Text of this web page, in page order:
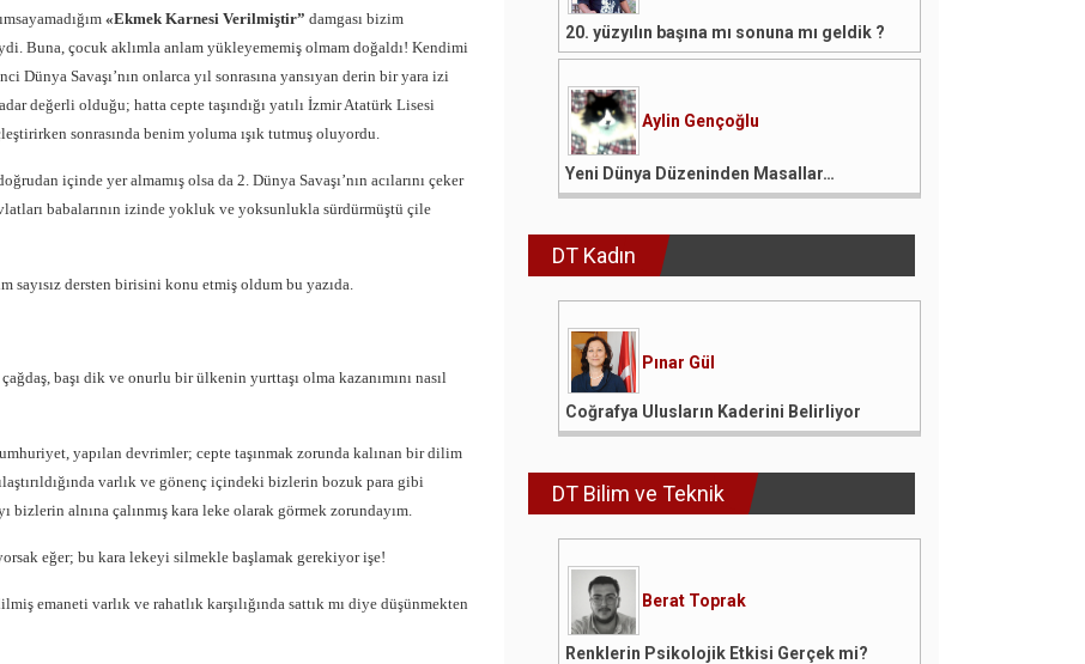
«Ekmek Karnesi Verilmiştir” damgası bizim
Buna, çocuk aklımla anlam yükleyememiş olmam doğaldı! Kendimi
Savaşı’nın onlarca yıl sonrasına yansıyan derin bir yara izi
değerli olduğu; hatta cepte taşındığı yatılı İzmir Atatürk Lisesi
sonrasında benim yoluma ışık tutmuş oluyordu.
içinde yer almamış olsa da 2. Dünya Savaşı’nın acılarını çeker
babalarının izinde yokluk ve yoksunlukla sürdürmüştü çile
sayısız dersten birisini konu etmiş oldum bu yazıda.
başı dik ve onurlu bir ülkenin yurttaşı olma kazanımını nasıl
yapılan devrimler; cepte taşınmak zorunda kalınan bir dilim
varlık ve gönenç içindeki bizlerin bozuk para gibi
bizlerin alnına çalınmış kara leke olarak görmek zorundayım.
eğer; bu kara lekeyi silmekle başlamak gerekiyor işe!
emaneti varlık ve rahatlık karşılığında sattık mı diye düşünmekten
20. yüzyılın başına mı sonuna mı geldik ?
Aylin Gençoğlu
Yeni Dünya Düzeninden Masallar…
DT Kadın
Pınar Gül
Coğrafya Ulusların Kaderini Belirliyor
DT Bilim ve Teknik
Berat Toprak
Renklerin Psikolojik Etkisi Gerçek mi?